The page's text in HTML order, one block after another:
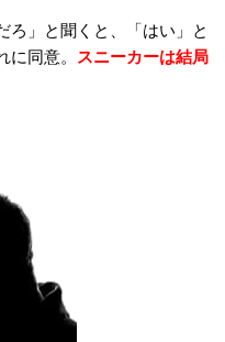
ろ」と聞くと、「はい」と
同意。
スニーカーは結局